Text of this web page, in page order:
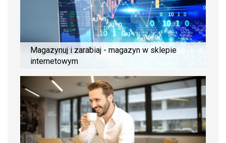
Magazynuj i zarabiaj - magazyn w sklepie
internetowym